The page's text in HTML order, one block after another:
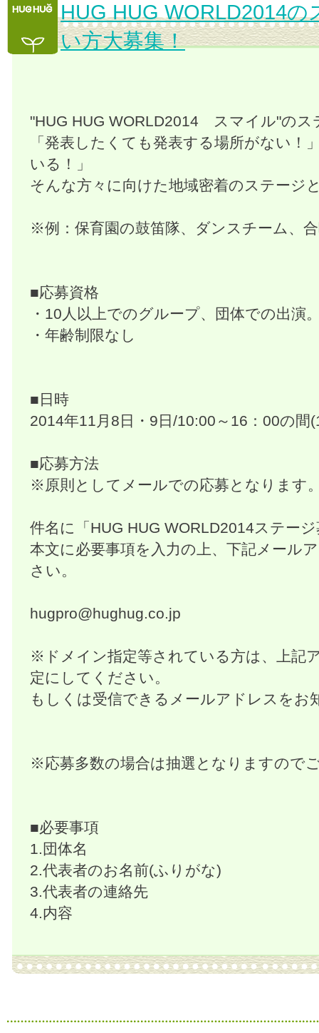
HUG HUG WORLD2014の
い方大募集！
"HUG HUG WORLD2014 スマイル"のス
「発表したくても発表する場所がない！
いる！」
そんな方々に向けた地域密着のステージ
※例：保育園の鼓笛隊、ダンスチーム、
■応募資格
・10人以上でのグループ、団体での出演
・年齢制限なし
■日時
2014年11月8日・9日/10:00～16：00の間
■応募方法
※原則としてメールでの応募となります
件名に「HUG HUG WORLD2014ステー
本文に必要事項を入力の上、下記メール
さい。
hugpro@hughug.co.jp
※ドメイン指定等されている方は、上記
定にしてください。
もしくは受信できるメールアドレスをお
※応募多数の場合は抽選となりますので
■必要事項
1.団体名
2.代表者のお名前(ふりがな)
3.代表者の連絡先
4.内容